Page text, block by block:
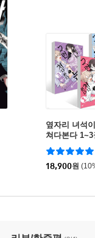
옆자리 녀석
쳐다본다
18,900원